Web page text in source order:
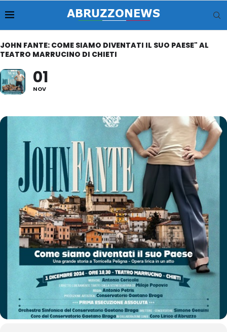
JOHN FANTE: COME SIAMO DIVENTATI IL SUO PAESE" AL
TEATRO MARRUCINO DI CHIETI
01
NOV